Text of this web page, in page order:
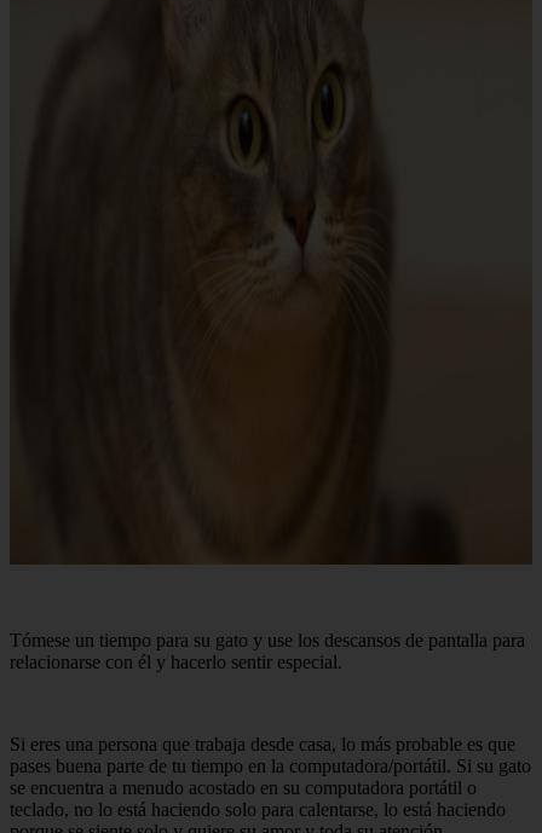
Tómese un tiempo para su gato y use los descansos de pantalla para
relacionarse con él y hacerlo sentir especial.
Si eres una persona que trabaja desde casa, lo más probable es que
pases buena parte de tu tiempo en la computadora/portátil. Si su gato
se encuentra a menudo acostado en su computadora portátil o
teclado, no lo está haciendo solo para calentarse, lo está haciendo